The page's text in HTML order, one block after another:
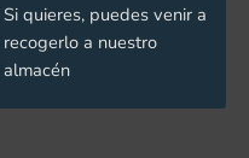
Si quieres, puedes venir a
recogerlo a nuestro
almacén